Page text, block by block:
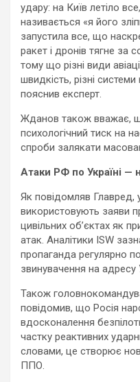
удару: на Київ летіло
називається «я його
запустила все, що
ракет і дронів тягне за
тому що різні види
швидкість, різні
пояснив експерт.
Жданов також вважає,
психологічний тиск на
спроби залякати
Атаки РФ по Україні —
Як повідомляв Главред,
використовують заяви
цивільних об’єктах як
атак. Аналітики ISW
пропаганда регулярно
звинувачення на адресу
Також
повідомив, що Росія
вдосконалення
частку реактивних
словами, це створює
ППО.